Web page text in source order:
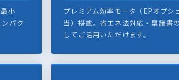
小
パク
プレミアム効率モータ（EPオプシ
当）搭載。省エネ法対応・稟議書
してご活用いただけます。